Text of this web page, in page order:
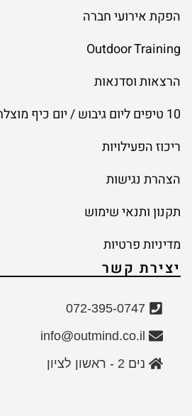
הפקת אירועי חברה
Outdoor Training
הרצאות וסדנאות
10 טיפים ליום גיבוש / יום כיף מוצלח
ריכוז הפעילויות
הצהרת נגישות
תקנון ותנאי שימוש
מדיניות פרטיות
יצירת קשר
072-395-0747
info@outmind.co.il
נים 2 - ראשון לציון